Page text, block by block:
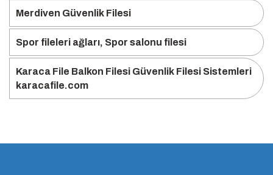
Merdiven Güvenlik Filesi
Spor fileleri ağları, Spor salonu filesi
Karaca File Balkon Filesi Güvenlik Filesi Sistemleri
karacafile.com